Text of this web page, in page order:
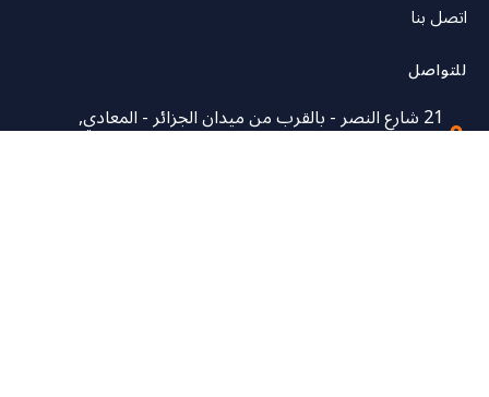
اتصل بنا
للتواصل
21 شارع النصر - بالقرب من ميدان الجزائر - المعادي,